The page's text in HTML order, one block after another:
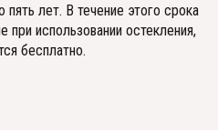
пять лет. В течение этого срока
использовании остекления,
бесплатно.